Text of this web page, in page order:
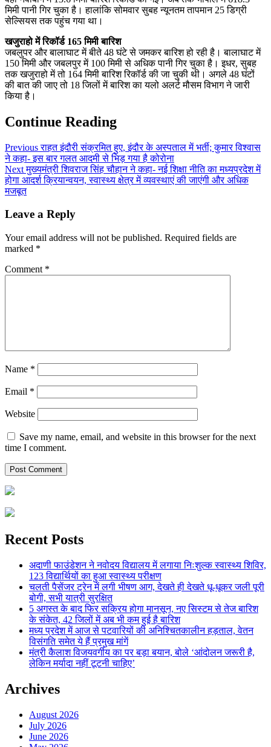
मिमी पानी गिर चुका है। हालांकि सोमवार सुबह न्यूनतम तापमान 25 डिग्री
सेल्सियस तक पहुंच गया था।
खजुराहो में रिकॉर्ड 165 मिमी बारिश
जबलुपर और बालाघाट में बीते 48 घंटे से जमकर बारिश हो रही है। बालाघाट में
150 मिमी और जबलपुर में 100 मिमी से अधिक पानी गिर चुका है। इधर, सुबह
तक खजुराहो में तो 164 मिमी बारिश रिकॉर्ड की जा चुकी थी। अगले 48 घंटों
की बात की जाए तो 18 जिलों में बारिश का यलो अलर्ट मौसम विभाग ने जारी
किया है।
Continue Reading
Previousराहत इंदौरी संक्रमित हुए, इंदौर के अस्पताल में भर्ती; कुमार विश्वास
ने कहा- इस बार गलत आदमी से भिड़ गया है कोरोना
Nextमुख्यमंत्री शिवराज सिंह चौहान ने कहा- नई शिक्षा नीति का मध्यप्रदेश में
होगा आदर्श क्रियान्वयन, स्वास्थ्य क्षेत्र में व्यवस्थाएं की जाएंगी और अधिक
मजबूत
Leave a Reply
Your email address will not be published. Required fields are
marked *
Comment *
Name *
Email *
Website
Save my name, email, and website in this browser for the next
time I comment.
Recent Posts
अदाणी फाउंडेशन ने नवोदय विद्यालय में लगाया निःशुल्क स्वास्थ्य शिविर,
123 विद्यार्थियों का हुआ स्वास्थ्य परीक्षण
चलती पैसेंजर ट्रेन में लगी भीषण आग, देखते ही देखते धू-धूकर जली पूरी
बोगी, सभी यात्री सुरक्षित
5 अगस्त के बाद फिर सक्रिय होगा मानसून, नए सिस्टम से तेज बारिश
के संकेत, 42 जिलों में अब भी कम हुई है बारिश
मध्य प्रदेश में आज से पटवारियों की अनिश्चितकालीन हड़ताल, वेतन
विसंगति समेत ये हैं प्रमुख मांगें
मंत्री कैलाश विजयवर्गीय का पर बड़ा बयान, बोले ‘आंदोलन जरूरी है,
लेकिन मर्यादा नहीं टूटनी चाहिए’
Archives
August 2026
July 2026
June 2026